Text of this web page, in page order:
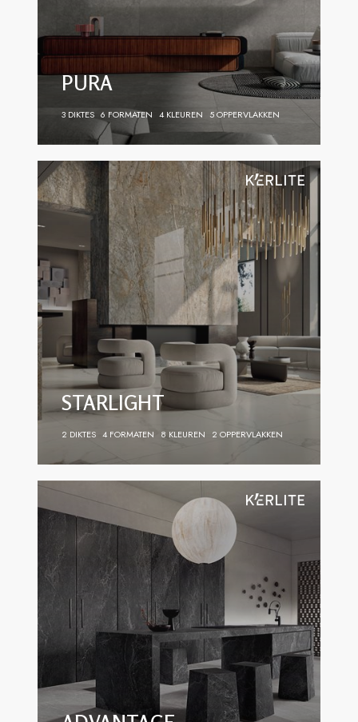
PURA
3 DIKTES 6 FORMATEN 4 KLEUREN 5 OPPERVLAKKEN
STARLIGHT
2 DIKTES 4 FORMATEN 8 KLEUREN 2 OPPERVLAKKEN